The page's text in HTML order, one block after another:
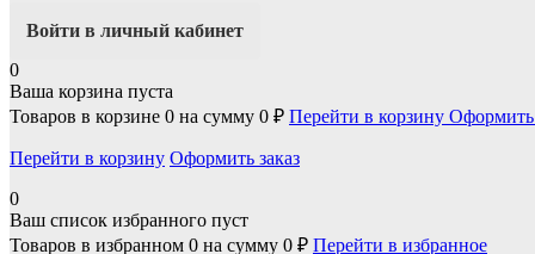
Войти в личный кабинет
0
Ваша корзина пуста
Товаров в корзине 0 на сумму 0 ₽ Перейти в корзину Оформить
Перейти в корзину Оформить заказ
0
Ваш список избранного пуст
Товаров в избранном 0 на сумму 0 ₽ Перейти в избранное